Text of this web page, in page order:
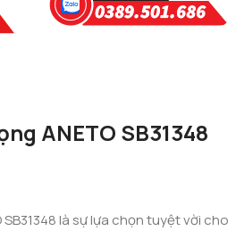
ANETO SB31348
là sự lựa chọn tuyệt vời cho